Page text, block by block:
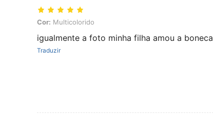
Cor: Multicolorido
Cor: Multicolorido
igualmente a foto minha filha amou a boneca
Traduzir